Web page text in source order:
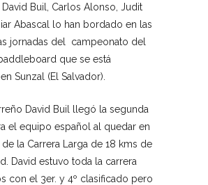
Buil, Carlos Alonso, Judit
Abascal lo han bordado en las
jornadas del campeonato del
que se está
Sunzal (El Salvador).
David Buil llegó la segunda
el equipo español al quedar en
la Carrera Larga de 18 kms de
David estuvo toda la carrera
con el 3er. y 4º clasificado pero